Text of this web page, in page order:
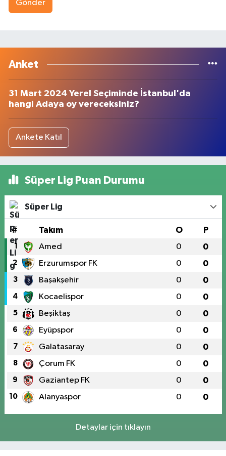
Gönder
Anket
31 Mart 2024 Yerel Seçiminde İstanbul'da
hangi Adaya oy vereceksiniz?
Ankete Katıl
Süper Lig Puan Durumu
Süper Lig
# Takım O P
1 Amed 0 0
2 Erzurumspor FK 0 0
3 Başakşehir 0 0
4 Kocaelispor 0 0
5 Beşiktaş 0 0
6 Eyüpspor 0 0
7 Galatasaray 0 0
8 Çorum FK 0 0
9 Gaziantep FK 0 0
10 Alanyaspor 0 0
Detaylar için tıklayın